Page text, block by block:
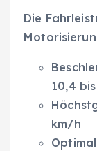
Die
10,4
km/h